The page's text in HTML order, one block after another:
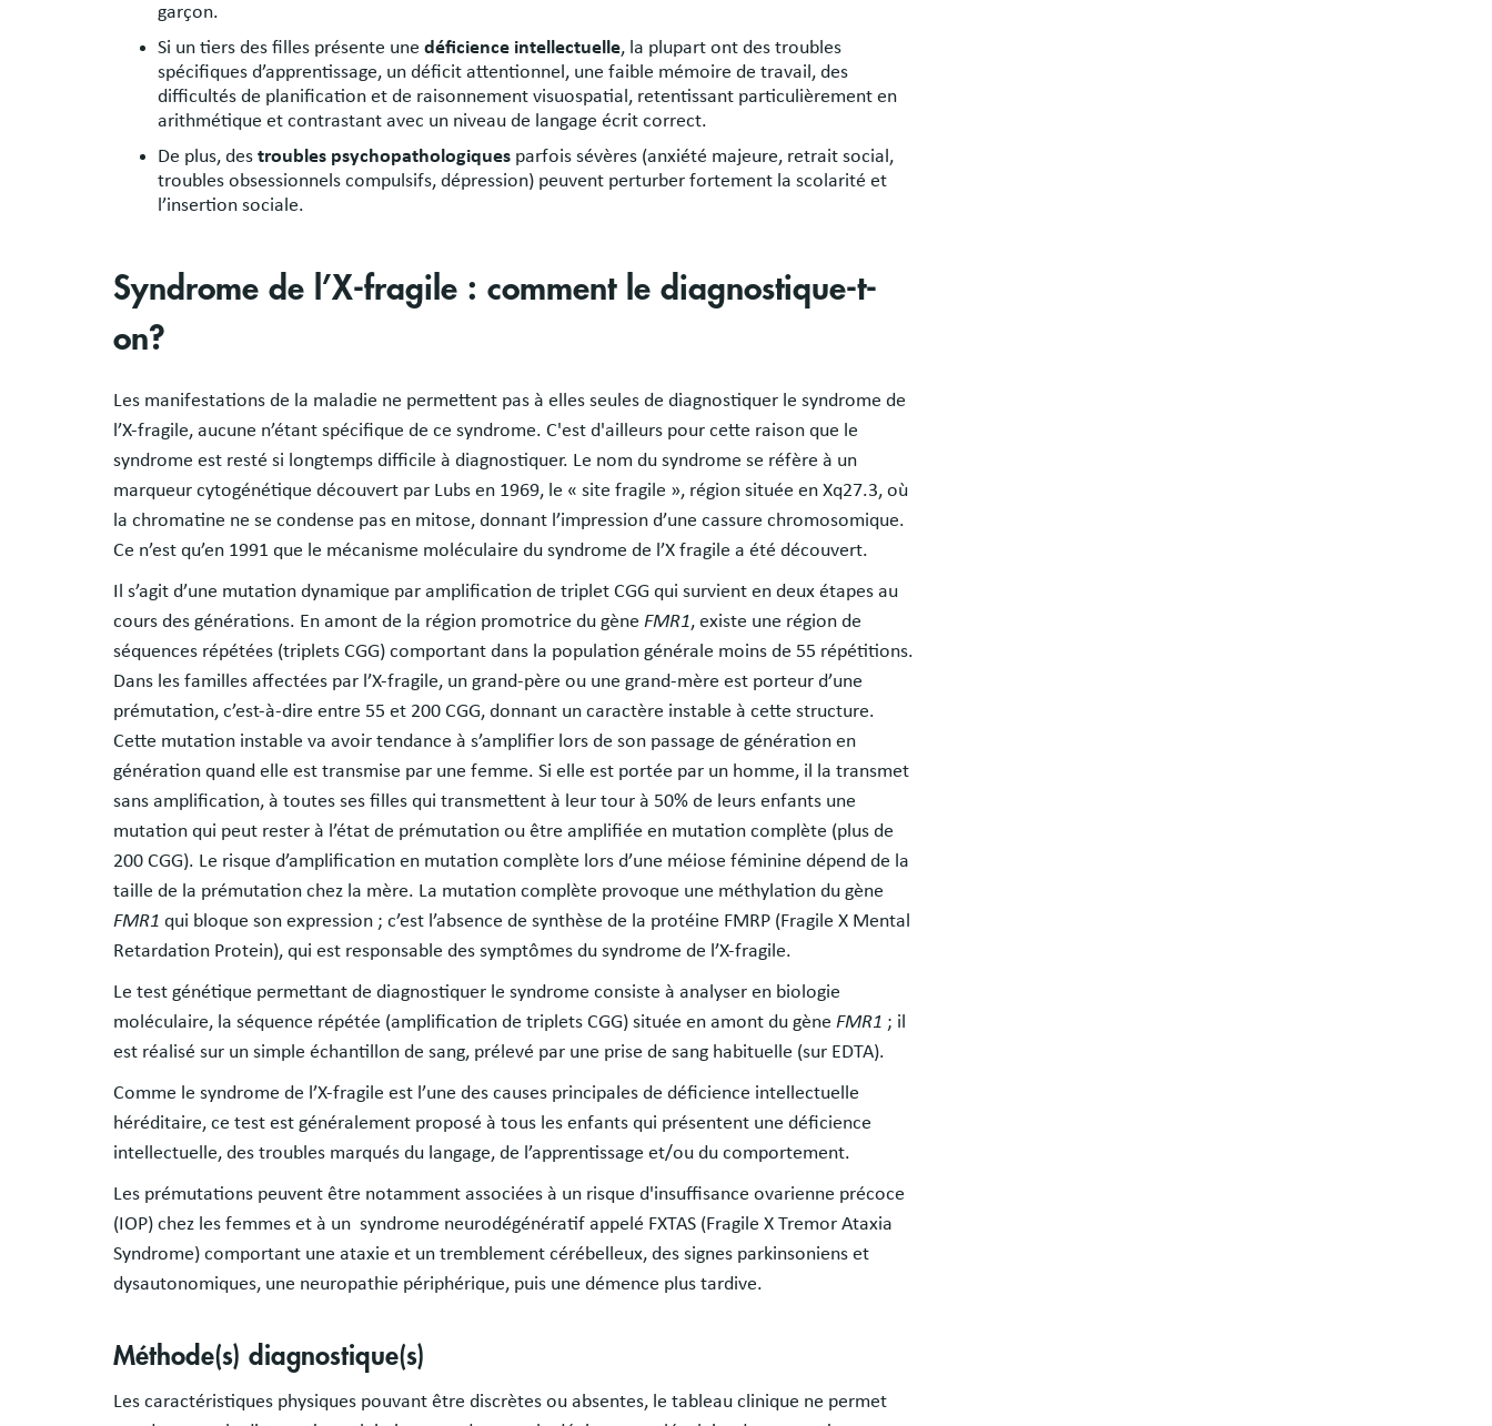
garçon.
Si un tiers des filles présente une déficience intellectuelle, la plupart ont des troubles
spécifiques d’apprentissage, un déficit attentionnel, une faible mémoire de travail, des
difficultés de planification et de raisonnement visuospatial, retentissant particulièrement en
arithmétique et contrastant avec un niveau de langage écrit correct.
De plus, des troubles psychopathologiques parfois sévères (anxiété majeure, retrait social,
troubles obsessionnels compulsifs, dépression) peuvent perturber fortement la scolarité et
l’insertion sociale.
Syndrome de l’X-fragile : comment le diagnostique-t-
on?
Les manifestations de la maladie ne permettent pas à elles seules de diagnostiquer le syndrome de
l’X-fragile, aucune n’étant spécifique de ce syndrome. C'est d'ailleurs pour cette raison que le
syndrome est resté si longtemps difficile à diagnostiquer. Le nom du syndrome se réfère à un
marqueur cytogénétique découvert par Lubs en 1969, le « site fragile », région située en Xq27.3, où
la chromatine ne se condense pas en mitose, donnant l’impression d’une cassure chromosomique.
Ce n’est qu’en 1991 que le mécanisme moléculaire du syndrome de l’X fragile a été découvert.
Il s’agit d’une mutation dynamique par amplification de triplet CGG qui survient en deux étapes au
cours des générations. En amont de la région promotrice du gène FMR1, existe une région de
séquences répétées (triplets CGG) comportant dans la population générale moins de 55 répétitions.
Dans les familles affectées par l’X-fragile, un grand-père ou une grand-mère est porteur d’une
prémutation, c’est-à-dire entre 55 et 200 CGG, donnant un caractère instable à cette structure.
Cette mutation instable va avoir tendance à s’amplifier lors de son passage de génération en
génération quand elle est transmise par une femme. Si elle est portée par un homme, il la transmet
sans amplification, à toutes ses filles qui transmettent à leur tour à 50% de leurs enfants une
mutation qui peut rester à l’état de prémutation ou être amplifiée en mutation complète (plus de
200 CGG). Le risque d’amplification en mutation complète lors d’une méiose féminine dépend de la
taille de la prémutation chez la mère. La mutation complète provoque une méthylation du gène
FMR1 qui bloque son expression ; c’est l’absence de synthèse de la protéine FMRP (Fragile X Mental
Retardation Protein), qui est responsable des symptômes du syndrome de l’X-fragile.
Le test génétique permettant de diagnostiquer le syndrome consiste à analyser en biologie
moléculaire, la séquence répétée (amplification de triplets CGG) située en amont du gène FMR1 ; il
est réalisé sur un simple échantillon de sang, prélevé par une prise de sang habituelle (sur EDTA).
Comme le syndrome de l’X-fragile est l’une des causes principales de déficience intellectuelle
héréditaire, ce test est généralement proposé à tous les enfants qui présentent une déficience
intellectuelle, des troubles marqués du langage, de l’apprentissage et/ou du comportement.
Les prémutations peuvent être notamment associées à un risque d'insuffisance ovarienne précoce
(IOP) chez les femmes et à un syndrome neurodégénératif appelé FXTAS (Fragile X Tremor Ataxia
Syndrome) comportant une ataxie et un tremblement cérébelleux, des signes parkinsoniens et
dysautonomiques, une neuropathie périphérique, puis une démence plus tardive.
Méthode(s) diagnostique(s)
Les caractéristiques physiques pouvant être discrètes ou absentes, le tableau clinique ne permet